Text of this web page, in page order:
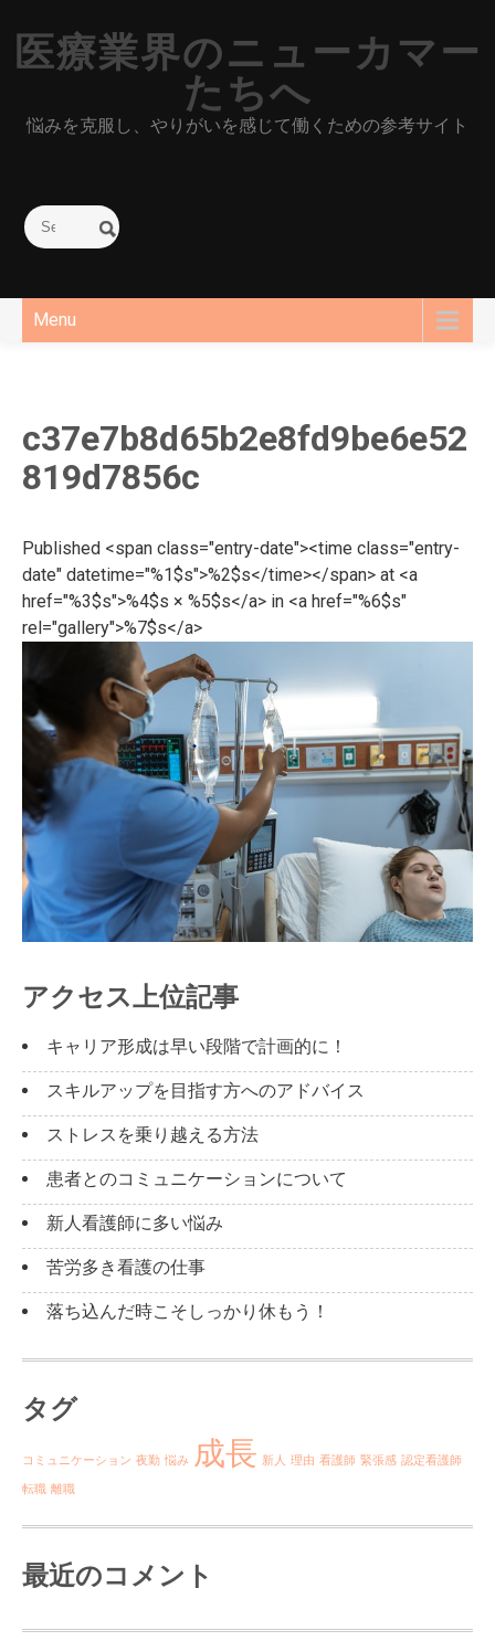
content
医療業界のニューカマー
たちへ
悩みを克服し、やりがいを感じて働くための参考サイト
Menu
c37e7b8d65b2e8fd9be6e52
819d7856c
Published <span class="entry-date"><time class="entry-
date" datetime="%1$s">%2$s</time></span> at <a
href="%3$s">%4$s × %5$s</a> in <a href="%6$s"
rel="gallery">%7$s</a>
アクセス上位記事
キャリア形成は早い段階で計画的に！
スキルアップを目指す方へのアドバイス
ストレスを乗り越える方法
患者とのコミュニケーションについて
新人看護師に多い悩み
苦労多き看護の仕事
落ち込んだ時こそしっかり休もう！
タグ
コミュニケーション 夜勤 悩み 成長 新人 理由 看護師 緊張感 認定看護師
転職 離職
最近のコメント